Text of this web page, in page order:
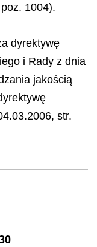
1004).
dyrektywę
i Rady z dnia
jakością
str.